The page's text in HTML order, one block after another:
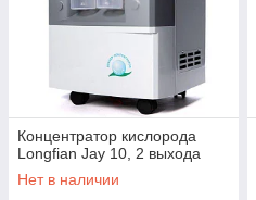
Концентратор кислорода
Longfian Jay 10, 2 выхода
Нет в наличии